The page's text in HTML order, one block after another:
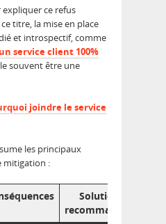
ce refus
titre, la mise en place
et introspectif, comme
service client 100%
souvent être une
joindre le service
les principaux
mitigation :
Solutions
recommandées